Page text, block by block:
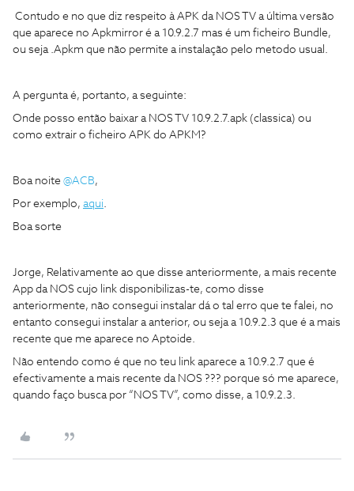
Contudo e no que diz respeito à APK da NOS TV a última versão
que aparece no Apkmirror é a 10.9.2.7 mas é um ficheiro Bundle,
ou seja .Apkm que não permite a instalação pelo metodo usual.
A pergunta é, portanto, a seguinte:
Onde posso então baixar a NOS TV 10.9.2.7.apk (classica) ou
como extrair o ficheiro APK do APKM?
Boa noite @ACB,
Por exemplo, aqui.
Boa sorte
Jorge, Relativamente ao que disse anteriormente, a mais recente
App da NOS cujo link disponibilizas-te, como disse
anteriormente, não consegui instalar dá o tal erro que te falei, no
entanto consegui instalar a anterior, ou seja a 10.9.2.3 que é a mais
recente que me aparece no Aptoide.
Não entendo como é que no teu link aparece a 10.9.2.7 que é
efectivamente a mais recente da NOS ??? porque só me aparece,
quando faço busca por “NOS TV”, como disse, a 10.9.2.3.